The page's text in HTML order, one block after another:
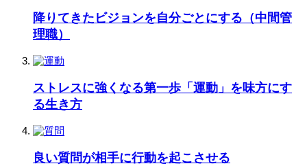
降りてきたビジョンを自分ごとにする（中間管
理職）
ストレスに強くなる第一歩「運動」を味方にす
る生き方
良い質問が相手に行動を起こさせる